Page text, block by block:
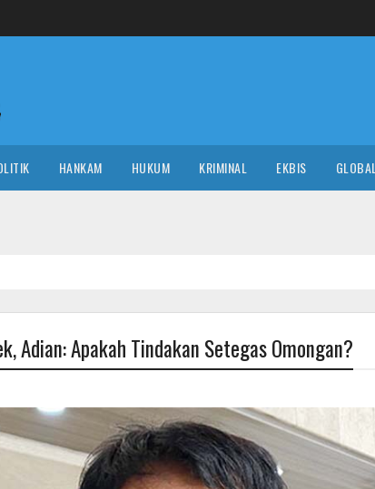
HANKAM HUKUM KRIMINAL EKBIS GLOBAL
Adian: Apakah Tindakan Setegas Omongan?